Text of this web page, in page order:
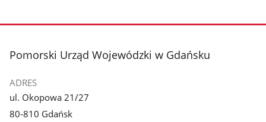
stopka
Pomorski Urząd Wojewódzki w Gdańsku
ADRES
ul. Okopowa 21/27
80-810 Gdańsk